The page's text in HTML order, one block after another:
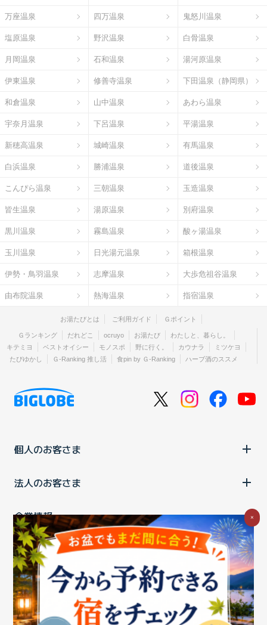
万座温泉 四万温泉 鬼怒川温泉
塩原温泉 野沢温泉 白骨温泉
月岡温泉 石和温泉 湯河原温泉
伊東温泉 修善寺温泉 下田温泉（静岡県）
和倉温泉 山中温泉 あわら温泉
宇奈月温泉 下呂温泉 平湯温泉
新穂高温泉 城崎温泉 有馬温泉
白浜温泉 勝浦温泉 道後温泉
こんぴら温泉 三朝温泉 玉造温泉
皆生温泉 湯原温泉 別府温泉
黒川温泉 霧島温泉 酸ヶ湯温泉
玉川温泉 日光湯元温泉 箱根温泉
伊勢・鳥羽温泉 志摩温泉 大歩危祖谷温泉
由布院温泉 熱海温泉 指宿温泉
お湯たびとは ご利用ガイド Ｇポイント
Ｇランキング だれどこ ocruyo お湯たび
わたしと、暮らし。
キテミヨ
ベストオイシー モノスポ 野に行く。 カウナラ
ミツケヨ
たびゆかし
Ｇ-Ranking 推し活 食pin by Ｇ-Ranking ハーブ酒のススメ
個人のお客さま
法人のお客さま
企業情報
ご利用中の方
お問い合わせ消費税の表示 ウェブアクセシビリティの取り組み
個人情報保護ポリシープライバシーポータル
Cookieポリシー
特定商取引法に基づく表記情報セキュリティ基本方針
×